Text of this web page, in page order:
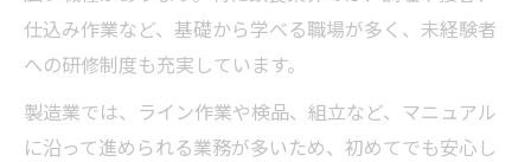
仕込み作業など、基礎から学べる職場が多く、未経験者
への研修制度も充実しています。
製造業では、ライン作業や検品、組立など、マニュアル
に沿って進められる業務が多いため、初めてでも安心し